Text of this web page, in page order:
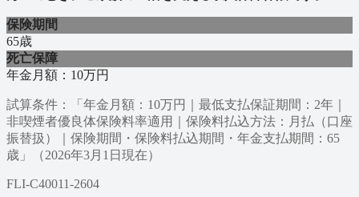
保険期間
65歳
死亡保障
年金月額：10万円
試算条件：「年金月額：10万円｜最低支払保証期間：2年｜
非喫煙者優良体保険料率適用｜保険料払込方法：月払（口座
振替扱）｜保険期間・保険料払込期間・年金支払期間：65
歳」（2026年3月1日現在）
FLI-C40011-2604